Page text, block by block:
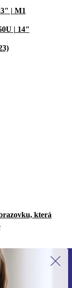
| M1
| 14"
která
novinek a